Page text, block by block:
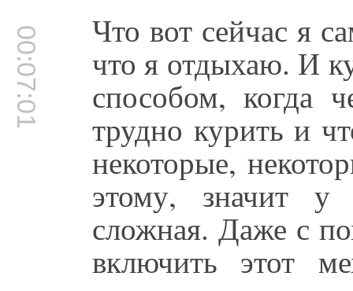
00:07:01 Что вот сейчас я
что я отдыхаю. И
способом, когда
трудно курить и
некоторые,
этому, значит
сложная. Даже с
включить этот